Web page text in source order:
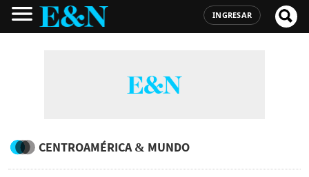
INGRESAR
CENTROAMÉRICA & MUNDO